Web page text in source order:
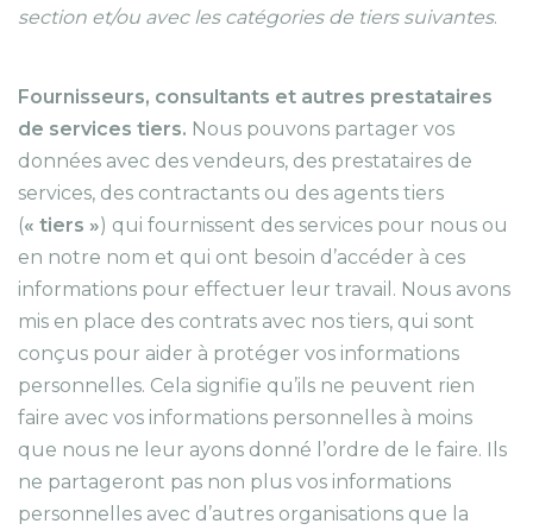
section et/ou avec les catégories de tiers suivantes.
Fournisseurs, consultants et autres prestataires
de services tiers. Nous pouvons partager vos
données avec des vendeurs, des prestataires de
services, des contractants ou des agents tiers
(« tiers ») qui fournissent des services pour nous ou
en notre nom et qui ont besoin d’accéder à ces
informations pour effectuer leur travail. Nous avons
mis en place des contrats avec nos tiers, qui sont
conçus pour aider à protéger vos informations
personnelles. Cela signifie qu’ils ne peuvent rien
faire avec vos informations personnelles à moins
que nous ne leur ayons donné l’ordre de le faire. Ils
ne partageront pas non plus vos informations
personnelles avec d’autres organisations que la